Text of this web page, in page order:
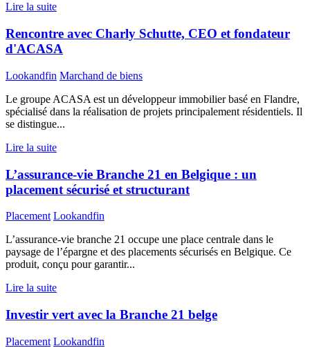
Lire la suite
Rencontre avec Charly Schutte, CEO et fondateur
d'ACASA
Lookandfin Marchand de biens
Le groupe ACASA est un développeur immobilier basé en Flandre,
spécialisé dans la réalisation de projets principalement résidentiels. Il
se distingue...
Lire la suite
L’assurance-vie Branche 21 en Belgique : un
placement sécurisé et structurant
Placement Lookandfin
L’assurance-vie branche 21 occupe une place centrale dans le
paysage de l’épargne et des placements sécurisés en Belgique. Ce
produit, conçu pour garantir...
Lire la suite
Investir vert avec la Branche 21 belge
Placement Lookandfin